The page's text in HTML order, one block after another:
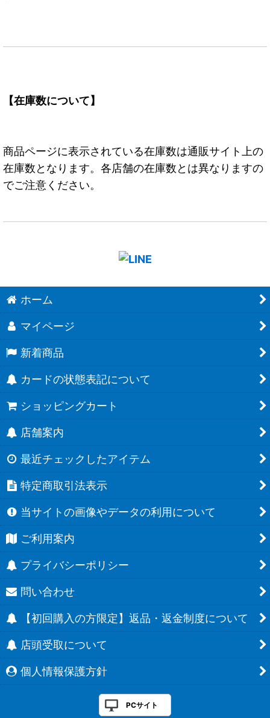
【在庫数について】
商品ページに表示されている在庫数は通販サイト上の
在庫数となります。各店舗の在庫数とは異なりますの
でご注意ください。
ホーム
マイページ
新着商品
カードの状態表記について
ショッピングカート
店舗案内
最近チェックしたアイテム
特定商取引法表示
当サイトの画像やデータの利用について
ご利用案内
プライバシーポリシー
問い合わせ
【初回購入の方限定】返品・返金制度について
店頭受取について
個人情報保護方針
PCサイト